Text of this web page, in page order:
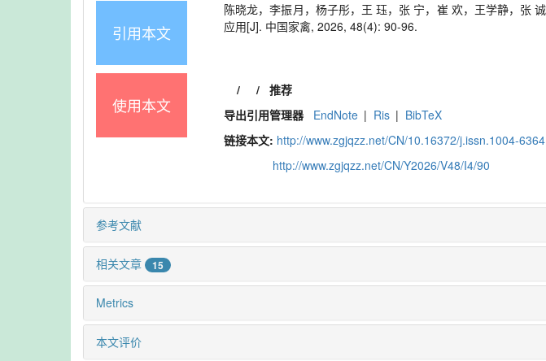
引用本文
陈晓龙，李振月，杨子彤，王 珏，张 宁，崔 欢，王学静，张
应用[J]. 中国家禽, 2026, 48(4): 90-96.
使用本文
/ / 推荐
导出引用管理器
EndNote | Ris | BibTeX
链接本文: http://www.zgjqzz.net/CN/10.16372/j.issn.1004-
http://www.zgjqzz.net/CN/Y2026/V48/I4/90
参考文献
相关文章 15
Metrics
本文评价